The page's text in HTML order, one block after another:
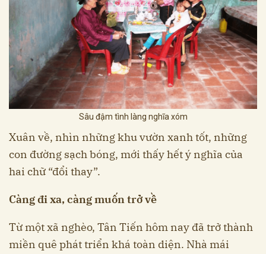
Sâu đậm tình làng nghĩa xóm
Xuân về, nhìn những khu vườn xanh tốt, những
con đường sạch bóng, mới thấy hết ý nghĩa của
hai chữ “đổi thay”.
Càng đi xa, càng muốn trở về
Từ một xã nghèo, Tân Tiến hôm nay đã trở thành
miền quê phát triển khá toàn diện. Nhà mái